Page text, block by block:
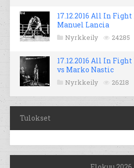
17.12.2016 All In
Manuel Lancia
Nyrkkeily 24285
17.12.2016 All In
vs Marko Nastic
Nyrkkeily 26218
Tulokset